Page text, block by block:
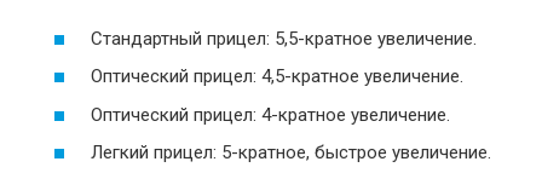
Стандартный прицел: 5,5-кратное увеличение.
Оптический прицел: 4,5-кратное увеличение.
Оптический прицел: 4-кратное увеличение.
Легкий прицел: 5-кратное, быстрое увеличение.